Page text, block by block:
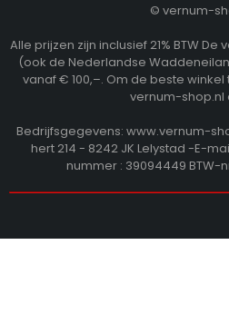
© vernum-
Alle prijzen zijn inclusief 21% BTW
(ook de Nederlandse
vanaf € 100,–. Om de beste
vernum-shop.nl
Bedrijfsgegevens: www.vernum-
hert 214 - 8242 JK Lelystad -E-
nummer : 39094449 BTW-nr